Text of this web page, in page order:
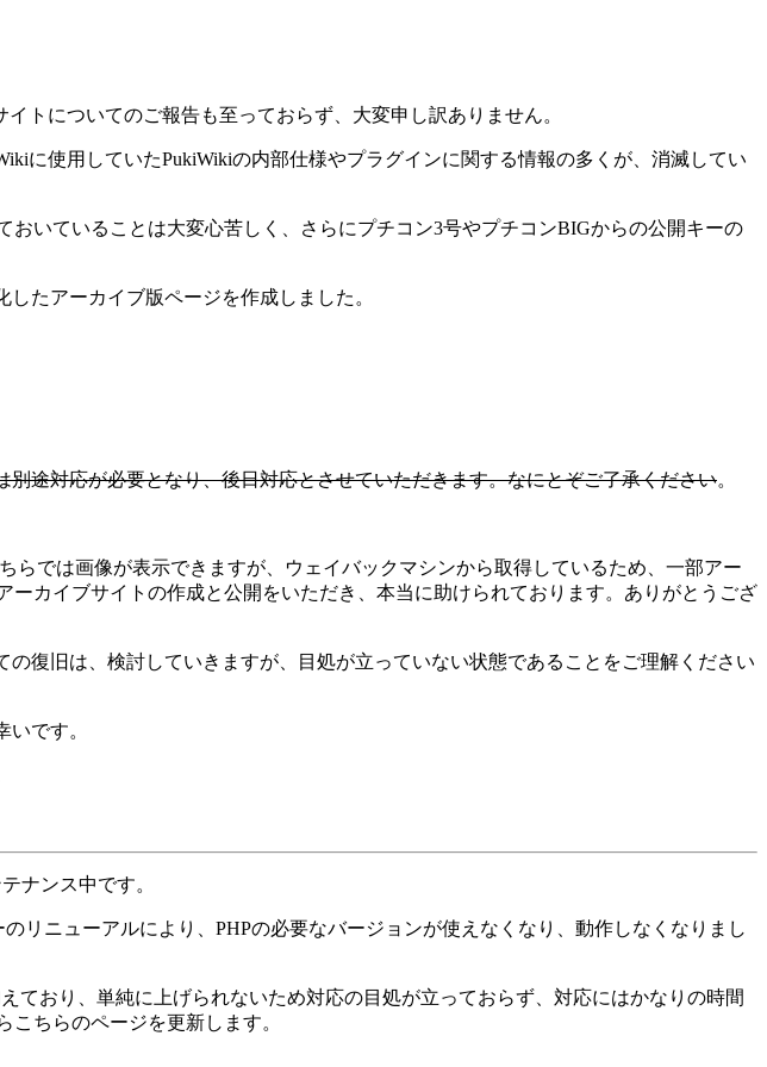
トについてのご報告も至っておらず、大変申し訳ありません。
に使用していたPukiWikiの内部仕様やプラグインに関する情報の多くが、消滅してい
いていることは大変心苦しく、さらにプチコン3号やプチコンBIGからの公開キーの
たアーカイブ版ページを作成しました。
別途対応が必要となり、後日対応とさせていただきます。なにとぞご了承ください。
らでは画像が表示できますが、ウェイバックマシンから取得しているため、一部アー
カイブサイトの作成と公開をいただき、本当に助けられております。ありがとうござ
復旧は、検討していきますが、目処が立っていない状態であることをご理解ください
いです。
ナンス中です。
リニューアルにより、PHPの必要なバージョンが使えなくなり、動作しなくなりまし
ており、単純に上げられないため対応の目処が立っておらず、対応にはかなりの時間
ちらのページを更新します。